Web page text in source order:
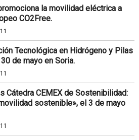
la movilidad eléctrica a
CO2Free.
Tecnológica en Hidrógeno y Pilas
de mayo en Soria.
Cátedra CEMEX de Sostenibilidad:
sostenible», el 3 de mayo